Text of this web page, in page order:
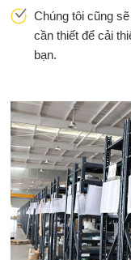
Chúng tôi cũng
cần thiết để cải
bạn.